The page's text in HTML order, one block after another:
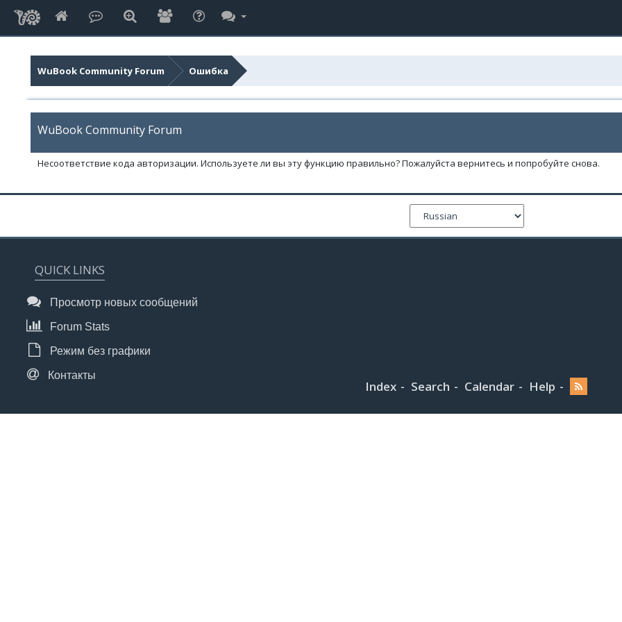
WuBook Community Forum Ошибка
WuBook Community Forum
Несоответствие кода авторизации. Используете ли вы эту функцию правильно? Пожалуйста вернитесь и попробуйте снова.
QUICK LINKS
Просмотр новых сообщений
Forum Stats
Режим без графики
Контакты
Index Search Calendar Help